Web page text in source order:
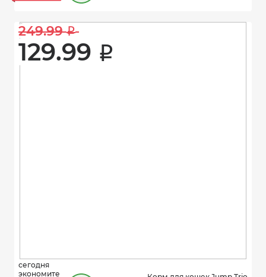
249.99 i
129.99 i
сегодня
экономите